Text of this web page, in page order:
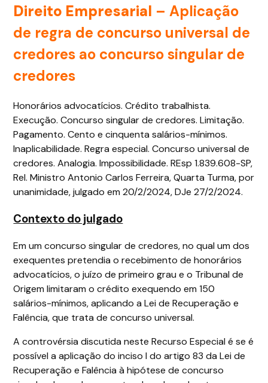
Direito Empresarial – Aplicação
de regra de concurso universal de
credores ao concurso singular de
credores
Honorários advocatícios. Crédito trabalhista.
Execução. Concurso singular de credores. Limitação.
Pagamento. Cento e cinquenta salários-mínimos.
Inaplicabilidade. Regra especial. Concurso universal de
credores. Analogia. Impossibilidade. REsp 1.839.608-SP,
Rel. Ministro Antonio Carlos Ferreira, Quarta Turma, por
unanimidade, julgado em 20/2/2024, DJe 27/2/2024.
Contexto do julgado
Em um concurso singular de credores, no qual um dos
exequentes pretendia o recebimento de honorários
advocatícios, o juízo de primeiro grau e o Tribunal de
Origem limitaram o crédito exequendo em 150
salários-mínimos, aplicando a Lei de Recuperação e
Falência, que trata de concurso universal.
A controvérsia discutida neste Recurso Especial é se é
possível a aplicação do inciso I do artigo 83 da Lei de
Recuperação e Falência à hipótese de concurso